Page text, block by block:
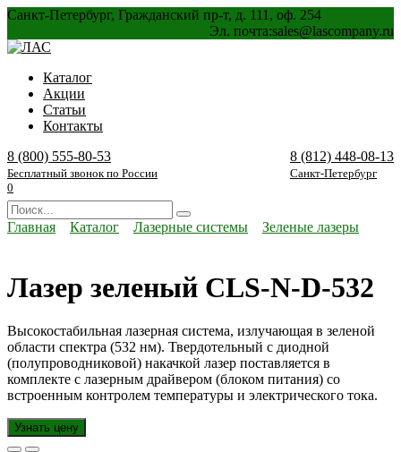
Перейти
содержанию
Санкт-Петербург, Гражданский пр-т, д. 111, оф. 254
Эл. почта:sales@lascompany.ru
Каталог
Акции
Статьи
Контакты
8 (800) 555-80-53
Бесплатный звонок по России
8 (812) 448-08-13
Санкт-Петербург
0
Search
for:
Главная Каталог Лазерные системы Зеленые лазеры
Лазер зеленый CLS-N-D-532
Высокостабильная лазерная система, излучающая в зеленой
области спектра (532 нм). Твердотельный с диодной
(полупроводниковой) накачкой лазер поставляется в
комплекте с лазерным драйвером (блоком питания) со
встроенным контролем температуры и электрического тока.
Узнать цену